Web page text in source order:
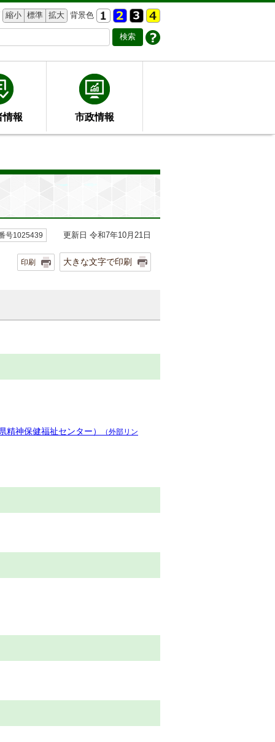
縮小 標準 拡大 背景色
情報 市政情報
号1025439 更新日 令和7年10月21日
印刷 大きな文字で印刷
神保健福祉センター）
（外部リン